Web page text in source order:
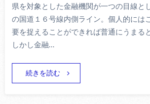
県を対象とした金融機関が一つの目線と
の国道１６号線内側ライン。個人的には
要を捉えることができれば普通にうまる
しかし金融…
続きを読む